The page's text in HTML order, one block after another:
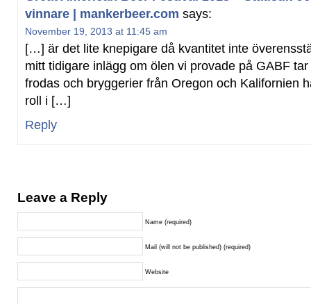
vinnare | mankerbeer.com says:
November 19, 2013 at 11:45 am
[…] är det lite knepigare då kvantitet inte
mitt tidigare inlägg om ölen vi provade på GABF
frodas och bryggerier från Oregon och Kalifornien
roll i […]
Reply
Leave a Reply
Name (required)
Mail (will not be published) (required)
Website